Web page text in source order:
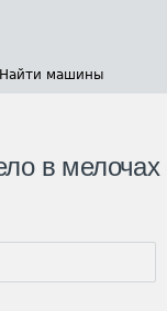
Найти машины
в мелочах